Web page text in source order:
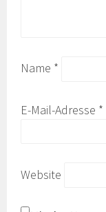
Name *
E-Mail-Adresse *
Website